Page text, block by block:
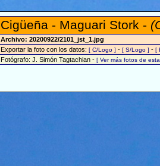
Cigüeña - Maguari Stork -
Archivo: 20200922/2101_jst_1.jpg
Exportar la foto con los datos: [ C/Logo ] - [ S/Logo ] - [
Fotógrafo: J. Simón Tagtachian - [ Ver más fotos de